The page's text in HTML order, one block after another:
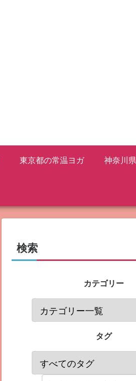
東京都の常温ヨガ 神奈川
検索
カテゴリー
タグ